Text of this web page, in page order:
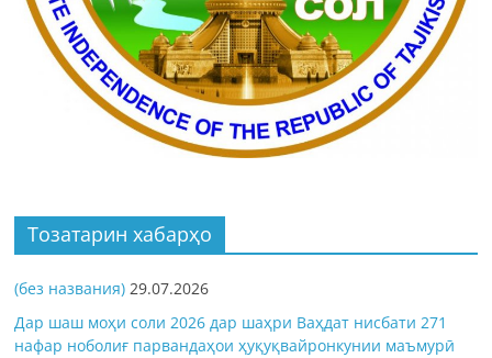
Тозатарин хабарҳо
(без названия) 29.07.2026
Дар шаш моҳи соли 2026 дар шаҳри Ваҳдат нисбати 271
нафар ноболиғ парвандаҳои ҳуқуқвайронкунии маъмурӣ